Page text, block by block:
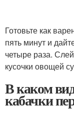
Готовьте как
пять минут и
четыре раза.
кусочки овощей
В каком
кабачки